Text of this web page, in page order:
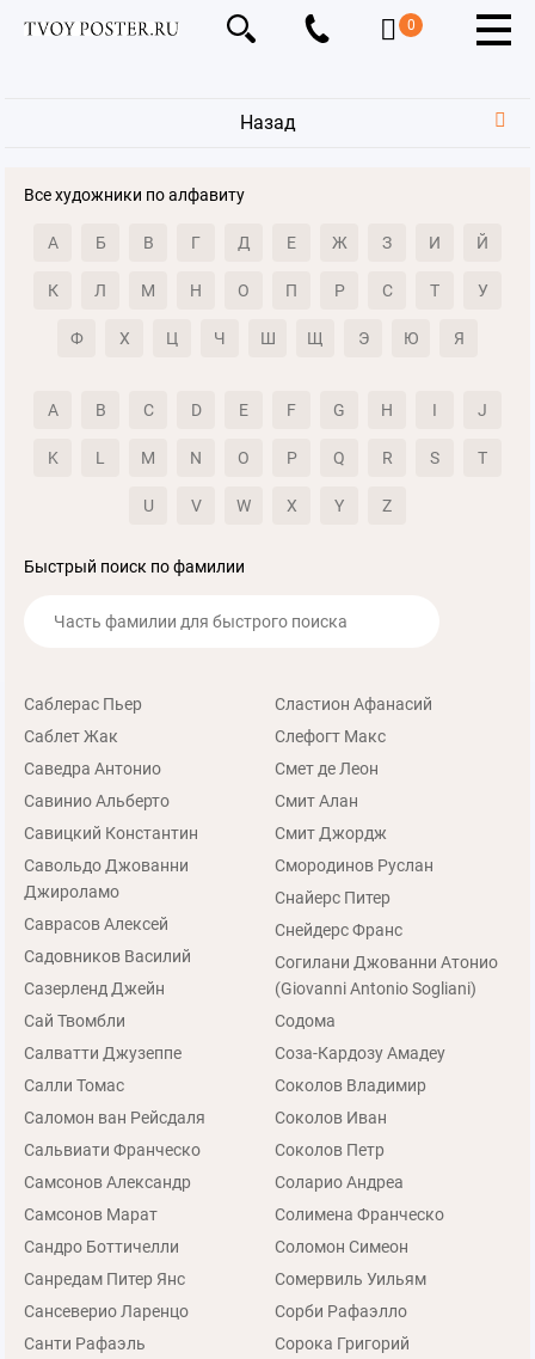
0
Назад
Все художники по алфавиту
А Б В Г Д Е Ж З И Й
К Л М Н О П Р С Т У
Ф Х Ц Ч Ш Щ Э Ю Я
A B C D E F G H I J
K L M N O P Q R S T
U V W X Y Z
Быстрый поиск по фамилии
Саблерас Пьер
Саблет Жак
Саведра Антонио
Савинио Альберто
Савицкий Константин
Савольдо Джованни
Джироламо
Саврасов Алексей
Садовников Василий
Сазерленд Джейн
Сай Твомбли
Салватти Джузеппе
Салли Томас
Саломон ван Рейсдаля
Сальвиати Франческо
Самсонов Александр
Самсонов Марат
Сандро Боттичелли
Санредам Питер Янс
Сансеверио Ларенцо
Санти Рафаэль
Сластион Афанасий
Слефогт Макс
Смет де Леон
Смит Алан
Смит Джордж
Смородинов Руслан
Снайерс Питер
Снейдерс Франс
Согилани Джованни Атонио
(Giovanni Antonio Sogliani)
Содома
Соза-Кардозу Амадеу
Соколов Владимир
Соколов Иван
Соколов Петр
Соларио Андреа
Солимена Франческо
Соломон Симеон
Сомервиль Уильям
Сорби Рафаэлло
Сорока Григорий